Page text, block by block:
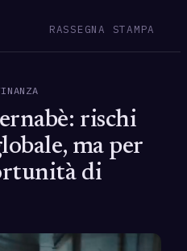
RASSEGNA STAMPA
rischi
ma per
di